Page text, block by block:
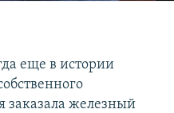
еще в истории
заказала железный